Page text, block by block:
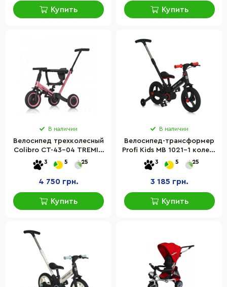
Купить Купить
В наличии
Велосипед трехколесный
Colibro CT-43-04 TREMIX
UP Rose, розовый
3 5 25
4 750 грн.
Купить
В наличии
Велосипед-трансформер
Profi Kids MB 1021-1 колеса
12 дюймов
3 5 25
3 185 грн.
Купить